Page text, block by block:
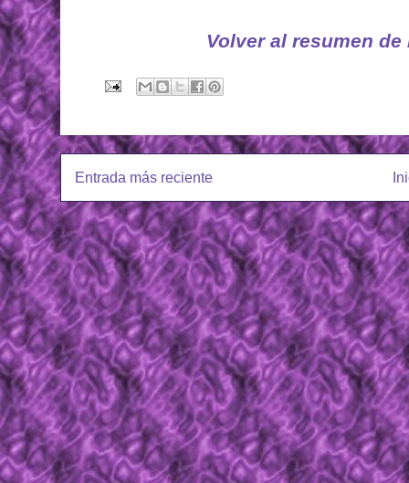
Volver al resumen
Entrada más reciente